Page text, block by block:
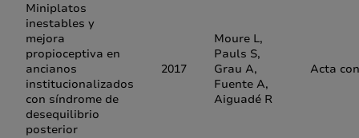
Miniplatos
inestables y
mejora
propioceptiva en
ancianos
institucionalizados
con síndrome de
desequilibrio
posterior
2017
Moure L,
Pauls S,
Grau A,
Fuente A,
Aiguadé R
Acta